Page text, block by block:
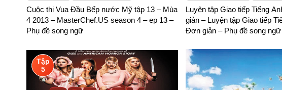
Cuộc thi Vua Đầu Bếp nước Mỹ tập 13 – Mùa
4 2013 – MasterChef.US season 4 – ep 13 –
Phụ đề song ngữ
Luyện tập Giao tiếp Tiếng
giản – Luyện tập Giao tiếp
Đơn giản – Phụ đề song ngữ
Tập
5